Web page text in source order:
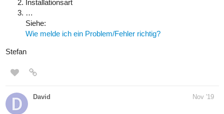
Installationsart
…
Siehe:
Wie melde ich ein Problem/Fehler richtig?
Stefan
David Nov '19